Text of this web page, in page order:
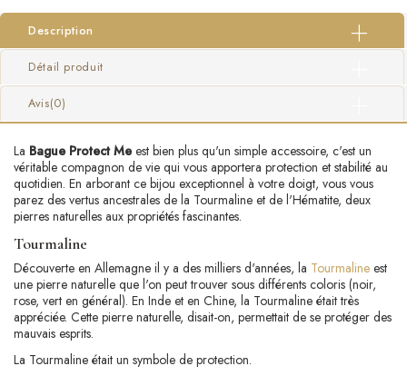
Description
Détail produit
Avis(0)
La Bague Protect Me est bien plus qu'un simple accessoire, c'est un
véritable compagnon de vie qui vous apportera protection et stabilité au
quotidien. En arborant ce bijou exceptionnel à votre doigt, vous vous
parez des vertus ancestrales de la Tourmaline et de l'Hématite, deux
pierres naturelles aux propriétés fascinantes.
Tourmaline
Découverte en Allemagne il y a des milliers d'années, la Tourmaline est
une pierre naturelle que l'on peut trouver sous différents coloris (noir,
rose, vert en général). En Inde et en Chine, la Tourmaline était très
appréciée. Cette pierre naturelle, disait-on, permettait de se protéger des
mauvais esprits.
La Tourmaline était un symbole de protection.